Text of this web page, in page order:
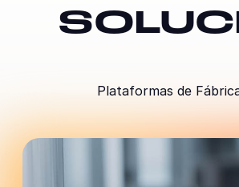
Plataformas de